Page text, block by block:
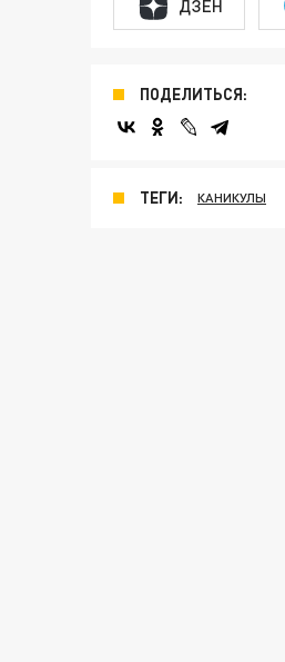
ДЗЕН
ПОДЕЛИТЬСЯ:
ТЕГИ: КАНИКУЛЫ